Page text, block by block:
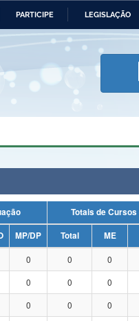
PARTICIPE LEGISLAÇÃO
da Economia
Direitos Humanos
graduação
Totais de
MP/DP Total ME
0 0 0
0 0 0
0 0 0